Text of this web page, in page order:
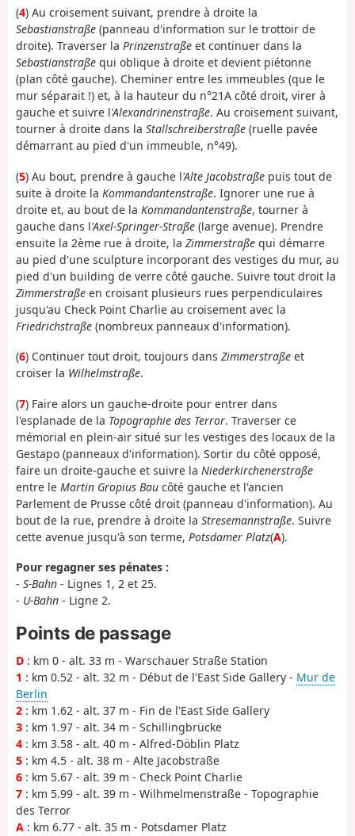
(4) Au croisement suivant, prendre à droite la
Sebastianstraße (panneau d'information sur le trottoir de
droite). Traverser la Prinzenstraße et continuer dans la
Sebastianstraße qui oblique à droite et devient piétonne
(plan côté gauche). Cheminer entre les immeubles (que le
mur séparait !) et, à la hauteur du n°21A côté droit, virer à
gauche et suivre l'Alexandrinenstraße. Au croisement suivant,
tourner à droite dans la Stallschreiberstraße (ruelle pavée
démarrant au pied d'un immeuble, n°49).
(5) Au bout, prendre à gauche l'Alte Jacobstraße puis tout de
suite à droite la Kommandantenstraße. Ignorer une rue à
droite et, au bout de la Kommandantenstraße, tourner à
gauche dans l'Axel-Springer-Straße (large avenue). Prendre
ensuite la 2ème rue à droite, la Zimmerstraße qui démarre
au pied d'une sculpture incorporant des vestiges du mur, au
pied d'un building de verre côté gauche. Suivre tout droit la
Zimmerstraße en croisant plusieurs rues perpendiculaires
jusqu'au Check Point Charlie au croisement avec la
Friedrichstraße (nombreux panneaux d'information).
(6) Continuer tout droit, toujours dans Zimmerstraße et
croiser la Wilhelmstraße.
(7) Faire alors un gauche-droite pour entrer dans
l'esplanade de la Topographie des Terror. Traverser ce
mémorial en plein-air situé sur les vestiges des locaux de la
Gestapo (panneaux d'information). Sortir du côté opposé,
faire un droite-gauche et suivre la Niederkirchenerstraße
entre le Martin Gropius Bau côté gauche et l'ancien
Parlement de Prusse côté droit (panneau d'information). Au
bout de la rue, prendre à droite la Stresemannstraße. Suivre
cette avenue jusqu'à son terme, Potsdamer Platz(A).
Pour regagner ses pénates :
- S-Bahn - Lignes 1, 2 et 25.
- U-Bahn - Ligne 2.
Points de passage
D : km 0 - alt. 33 m - Warschauer Straße Station
1 : km 0.52 - alt. 32 m - Début de l'East Side Gallery - Mur de
Berlin
2 : km 1.62 - alt. 37 m - Fin de l'East Side Gallery
3 : km 1.97 - alt. 34 m - Schillingbrücke
4 : km 3.58 - alt. 40 m - Alfred-Döblin Platz
5 : km 4.5 - alt. 38 m - Alte Jacobstraße
6 : km 5.67 - alt. 39 m - Check Point Charlie
7 : km 5.99 - alt. 39 m - Wilhmelmenstraße - Topographie
des Terror
A : km 6.77 - alt. 35 m - Potsdamer Platz